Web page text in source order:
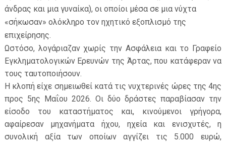
ΕΦΗΜΕΡΙΔΑ Η ΠΑΡΓΑ
ΠΛΗΡΟΦΟΡΙΕΣ
άνδρας και μια γυναίκα), οι οποίοι μέσα σε μια νύχτα
«σήκωσαν» ολόκληρο τον ηχητικό εξοπλισμό της
επιχείρησης.
Ωστόσο, λογάριαζαν χωρίς την Ασφάλεια και το Γραφείο
Εγκληματολογικών Ερευνών της Άρτας, που κατάφεραν να
τους ταυτοποιήσουν.
Η κλοπή είχε σημειωθεί κατά τις νυχτερινές ώρες της 4ης
προς 5ης Μαΐου 2026. Οι δύο δράστες παραβίασαν την
είσοδο του καταστήματος και, κινούμενοι γρήγορα,
αφαίρεσαν μηχανήματα ήχου, ηχεία και ενισχυτές, η
συνολική αξία των οποίων αγγίζει τις 5.000 ευρώ,